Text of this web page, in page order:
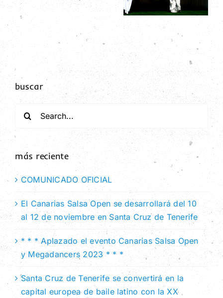
noviembre
en Santa
Cruz de
Tenerife
y
2023 * * *
buscar
más reciente
COMUNICADO OFICIAL
El Canarias Salsa Open se desarrollará del 10
al 12 de noviembre en Santa Cruz de Tenerife
* * * Aplazado el evento Canarias Salsa Open
y Megadancers 2023 * * *
Santa Cruz de Tenerife se convertirá en la
capital europea de baile latino con la XX